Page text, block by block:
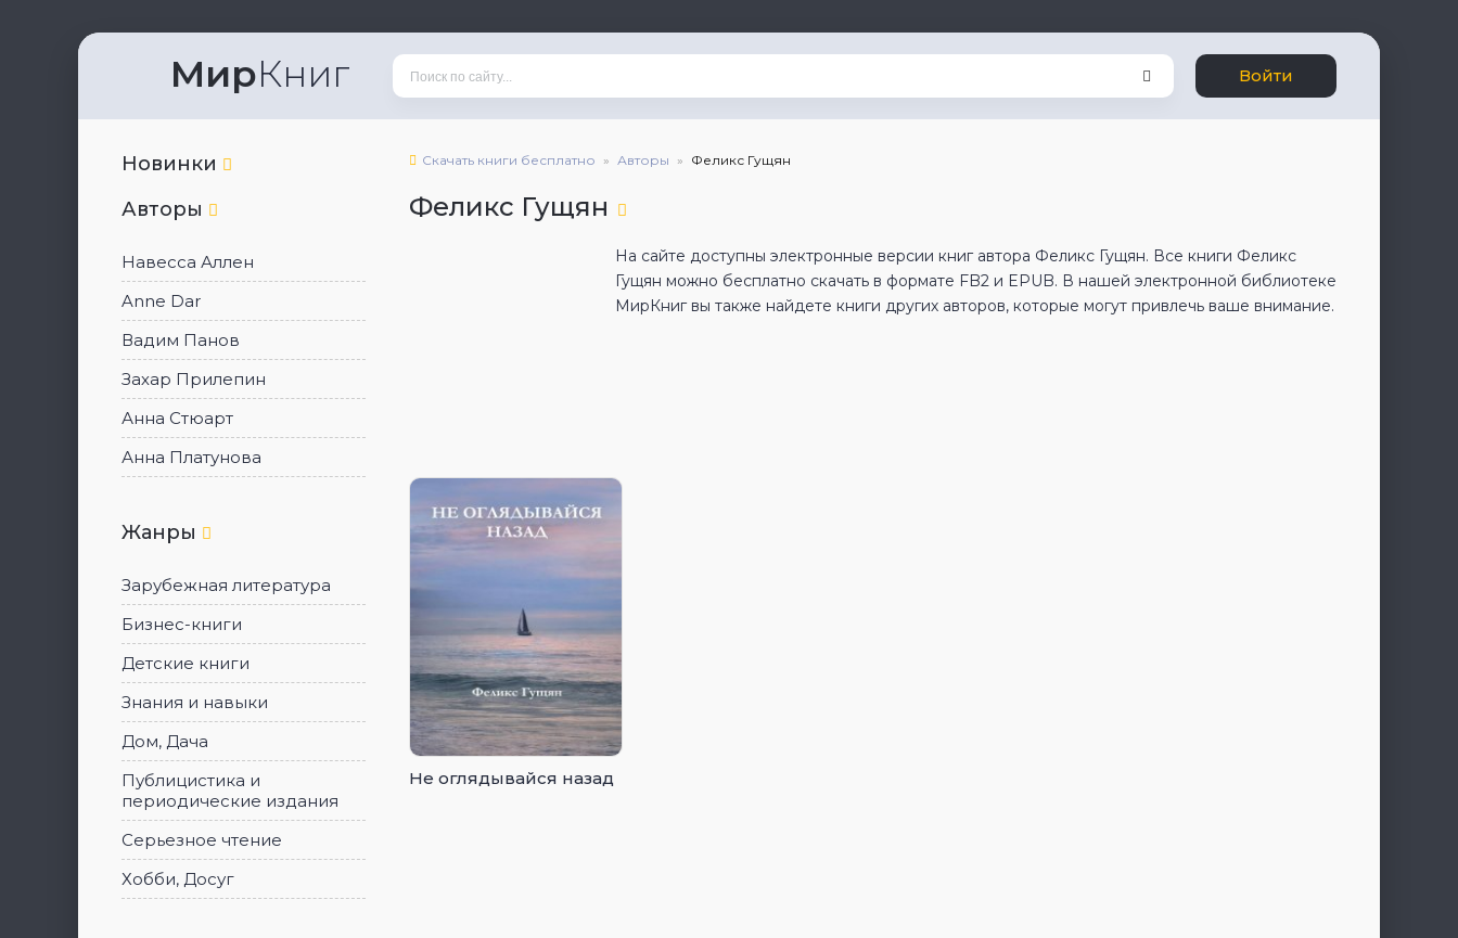
МирКниг Войти
Новинки
Авторы
Навесса Аллен
Anne Dar
Вадим Панов
Захар Прилепин
Анна Стюарт
Анна Платунова
Жанры
Зарубежная литература
Бизнес-книги
Детские книги
Знания и навыки
Дом, Дача
Публицистика и
периодические издания
Серьезное чтение
Хобби, Досуг
Скачать книги бесплатно Авторы Феликс Гущян
Феликс Гущян
На сайте доступны электронные версии книг автора Феликс Гущян. Все книги Феликс
Гущян можно бесплатно скачать в формате FB2 и EPUB. В нашей электронной библиотеке
МирКниг вы также найдете книги других авторов, которые могут привлечь ваше внимание.
Не оглядывайся назад